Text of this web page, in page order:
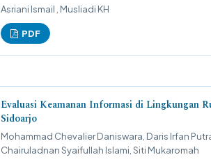
Asriani Ismail , Musliadi KH
PDF
Evaluasi Keamanan Informasi di Lingkungan
Sidoarjo
Mohammad Chevalier Daniswara, Daris Irfan
Chairuladnan Syaifullah Islami, Siti Mukaromah